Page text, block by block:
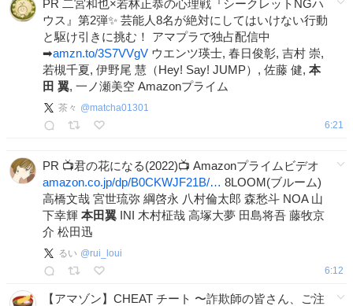
PR 二宮和也×若林正恭の心理戦『シークレットNGハ
ウス』第2弾✨ 芸能人8名が絶対にしてはいけない行動
と駆け引きに挑む！ アマプラで独占配信中
➡amzn.to/3S7VVgV ウエンツ瑛士, 春日俊彰, 吉村 崇,
若槻千夏, 伊野尾 慧（Hey! Say! JUMP）, 佐藤 健, 本
田 翼, 一ノ瀬美空 Amazonプライム
茶々 @matcha01301
6:21
PR 📺君の花になる(2022)📺 Amazonプライムビデオ
amazon.co.jp/dp/B0CKWJF21B/… 8LOOM(ブルーム)
高橋文哉 宮世琉弥 綱啓永 八村倫太郎 森愁斗 NOA 山
下幸輝 本田翼 INI 木村柾哉 高塚大夢 田島将吾 藤牧京
介 松田迅
るい @rui_loui
6:12
【アマゾン】CHEAT チート 〜詐欺師の皆さん、ご注